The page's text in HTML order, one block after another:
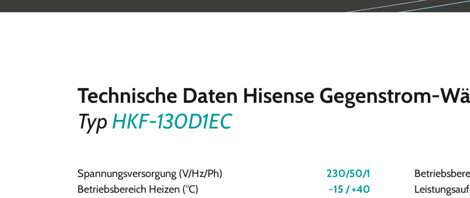
Technische Daten Hisense Gegenstrom-
Typ HKF-130D1EC
Spannungsversorgung (V/Hz/Ph) 230/50/1
Betriebsbereich Heizen (°C)
-15 / +40